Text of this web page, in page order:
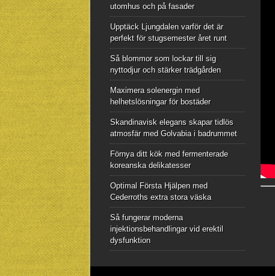
utomhus och på fasader
Upptäck Ljungdalen varför det är
perfekt för stugsemester året runt
Så blommor som lockar till sig
nyttodjur och stärker trädgården
Maximera solenergin med
helhetslösningar för bostäder
Skandinavisk elegans skapar tidlös
atmosfär med Golvabia i badrummet
Förnya ditt kök med fermenterade
koreanska delikatesser
Optimal Första Hjälpen med
Cederroths extra stora väska
Så fungerar moderna
injektionsbehandlingar vid erektil
dysfunktion